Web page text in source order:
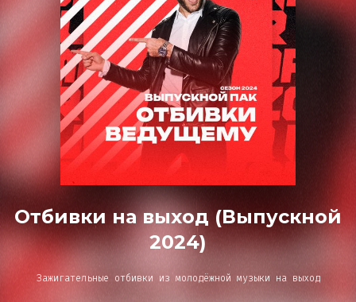
По трекам
По жанрам
Плейлисты
Event
Bar&Club
Отбивки на выход (Выпускной
2024)
Зажигательные отбивки из молодёжной музыки на выход